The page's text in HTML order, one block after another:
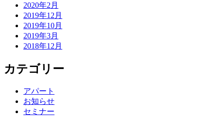
2020年2月
2019年12月
2019年10月
2019年3月
2018年12月
カテゴリー
アパート
お知らせ
セミナー